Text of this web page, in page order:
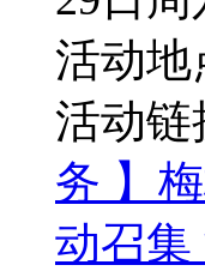
活动地
活动链
务 】
动召集